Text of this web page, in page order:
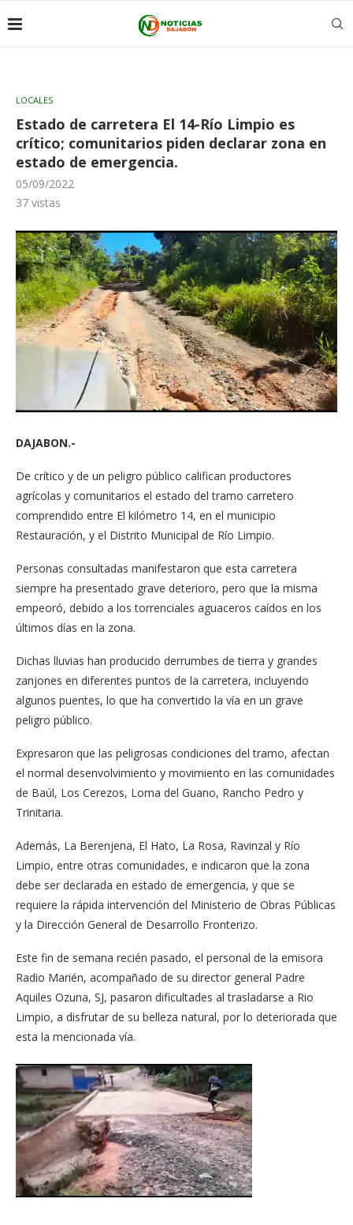
LOCALES
Estado de carretera El 14-Río Limpio es
crítico; comunitarios piden declarar zona en
estado de emergencia.
05/09/2022
37 vistas
DAJABON.-
De crítico y de un peligro público califican productores
agrícolas y comunitarios el estado del tramo carretero
comprendido entre El kilómetro 14, en el municipio
Restauración, y el Distrito Municipal de Río Limpio.
Personas consultadas manifestaron que esta carretera
siempre ha presentado grave deterioro, pero que la misma
empeoró, debido a los torrenciales aguaceros caídos en los
últimos días en la zona.
Dichas lluvias han producido derrumbes de tierra y grandes
zanjones en diferentes puntos de la carretera, incluyendo
algunos puentes, lo que ha convertido la vía en un grave
peligro público.
Expresaron que las peligrosas condiciones del tramo, afectan
el normal desenvolvimiento y movimiento en las comunidades
de Baúl, Los Cerezos, Loma del Guano, Rancho Pedro y
Trinitaria.
Además, La Berenjena, El Hato, La Rosa, Ravinzal y Río
Limpio, entre otras comunidades, e indicaron que la zona
debe ser declarada en estado de emergencia, y que se
requiere la rápida intervención del Ministerio de Obras Públicas
y la Dirección General de Desarrollo Fronterizo.
Este fin de semana recién pasado, el personal de la emisora
Radio Marién, acompañado de su director general Padre
Aquiles Ozuna, SJ, pasaron dificultades al trasladarse a Rio
Limpio, a disfrutar de su belleza natural, por lo deteriorada que
esta la mencionada vía.